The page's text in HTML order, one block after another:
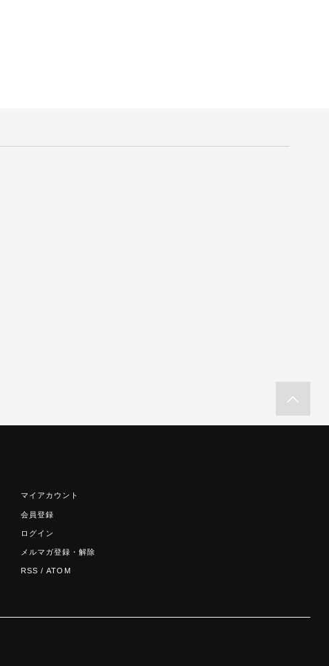
マイアカウント
会員登録
ログイン
メルマガ登録・解除
RSS /ATOM